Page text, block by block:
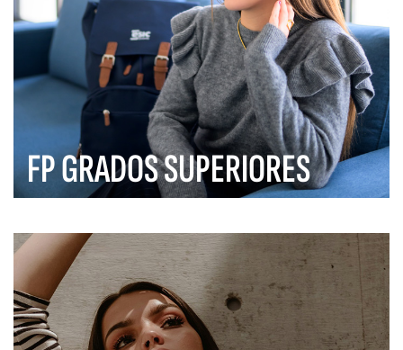
FP GRADOS SUPERIORES